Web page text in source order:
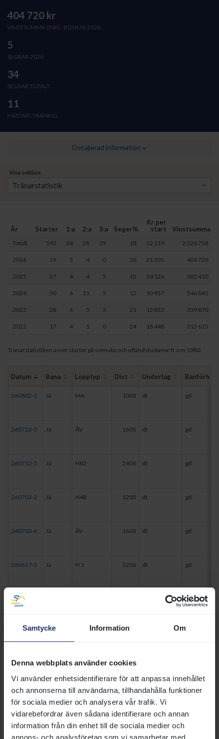
Samtycke Information Om
Denna webbplats använder cookies
Vi använder enhetsidentifierare för att anpassa innehållet
och annonserna till användarna, tillhandahålla funktioner
för sociala medier och analysera vår trafik. Vi
vidarebefordrar även sådana identifierare och annan
information från din enhet till de sociala medier och
annons- och analysföretag som vi samarbetar med.
404 720 kr
VINSTSUMMA (INKL. BONUS) 2026
5
SEGRAR 2026
34
SEGRAR TOTALT
11
HÄSTAR I TRÄNING
Detaljerad information
Visa sektion:
År Starter 1:a 2:a 3:a Seger%
Kr per
start
Vinstsumma
Totalt 192 34 28 19 18 12 119 2 326 758
2026 19 5 4 0 26 21 301 404 720
2025 27 4 4 5 15 14 126 381 410
2024 50 6 11 5 12 10 937 546 841
2023 28 6 5 3 21 12 853 359 870
2022 17 4 1 0 24 18 448 313 615
Tränarstatistiken avser starter på svenska och utländska banor fr o m 1980.
Datum Bana Lopptyp Dist Underlag Banförh
260802-1 Jä MA 1000 dt gd
260722-3 Jä ÅV 1600 dt gd
260712-5 Jä H82 2400 dt gd
260703-2 Jä H48 1200 dt gd
260703-6 Jä ÅV 1600 dt gd
260617-5 Jä H 1 2200 dt gd
260607-2 gd
260607-7 Jä 1730 gd
260524-2 Jä H76 1600
260524-7 Jä H60 1730 dt gd
260513-1 Jä MA 2200 dt